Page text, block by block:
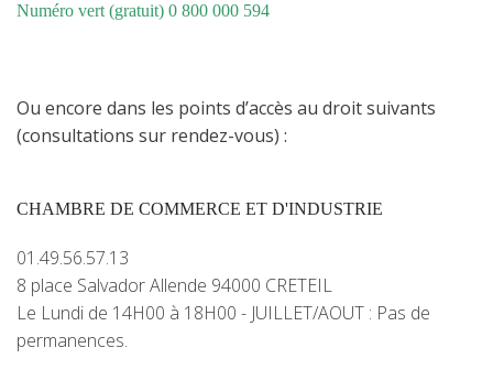
Numéro vert (gratuit) 0 800 000 594
Ou encore dans les points d’accès au droit suivants
(consultations sur rendez-vous) :
CHAMBRE DE COMMERCE ET D'INDUSTRIE
01.49.56.57.13
8 place Salvador Allende 94000 CRETEIL
Le Lundi de 14H00 à 18H00 - JUILLET/AOUT : Pas de
permanences.